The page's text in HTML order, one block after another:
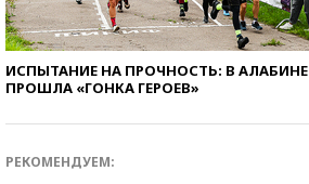
ИСПЫТАНИЕ НА ПРОЧНОСТЬ: В АЛАБИНЕ
ПРОШЛА «ГОНКА ГЕРОЕВ»
РЕКОМЕНДУЕМ: